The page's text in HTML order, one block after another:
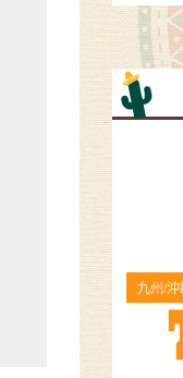
九州/